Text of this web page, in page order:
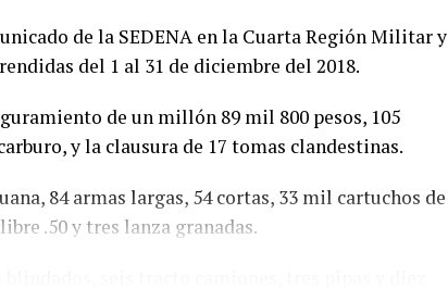
de la SEDENA en la Cuarta Región Militar y
del 1 al 31 de diciembre del 2018.
de un millón 89 mil 800 pesos, 105
y la clausura de 17 tomas clandestinas.
84 armas largas, 54 cortas, 33 mil cartuchos de
.50 y tres lanza granadas.